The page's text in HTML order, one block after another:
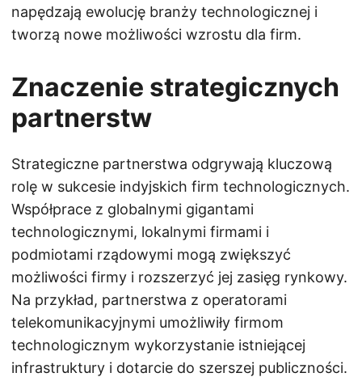
napędzają ewolucję branży technologicznej i
tworzą nowe możliwości wzrostu dla firm.
Znaczenie strategicznych
partnerstw
Strategiczne partnerstwa odgrywają kluczową
rolę w sukcesie indyjskich firm technologicznych.
Współprace z globalnymi gigantami
technologicznymi, lokalnymi firmami i
podmiotami rządowymi mogą zwiększyć
możliwości firmy i rozszerzyć jej zasięg rynkowy.
Na przykład, partnerstwa z operatorami
telekomunikacyjnymi umożliwiły firmom
technologicznym wykorzystanie istniejącej
infrastruktury i dotarcie do szerszej publiczności.